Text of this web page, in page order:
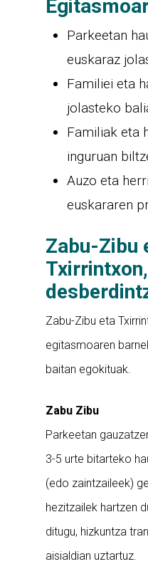
Parkeetan
euskaraz
Familiei eta
jolasteko
Familiak eta
inguruan
Auzo eta
euskararen
Zabu-Zibu
Zabu-Zibu eta
egitasmoaren
baitan egokituak.
Zabu Zibu
Parkeetan
3-5 urte bitarteko
(edo zaintzaileek)
hezitzailek hartzen
ditugu, hizkuntza
aisialdian uztartuz.